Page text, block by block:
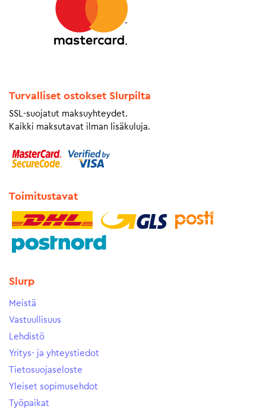
Turvalliset ostokset Slurpilta
SSL-suojatut maksuyhteydet.
Kaikki maksutavat ilman lisäkuluja.
Toimitustavat
Slurp
Meistä
Vastuullisuus
Lehdistö
Yritys- ja yhteystiedot
Tietosuojaseloste
Yleiset sopimusehdot
Työpaikat